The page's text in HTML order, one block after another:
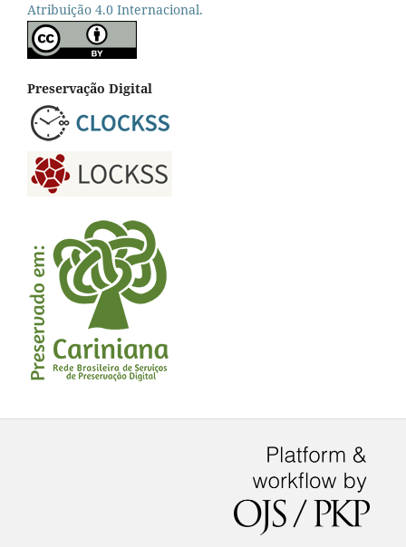
Atribuição 4.0 Internacional.
Preservação Digital